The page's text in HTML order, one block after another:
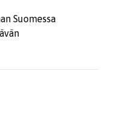
Suomessa